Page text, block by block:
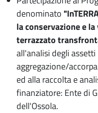
denominato
la conservazione e
terrazzato
all'analisi degli
aggregazione/
ed alla raccolta e
finanziatore: Ente di
dell'Ossola.